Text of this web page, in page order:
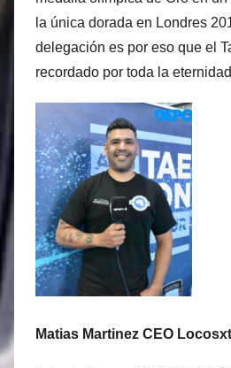
la única dorada en Londres
delegación es por eso que el
recordado por toda la
Matias Martinez CEO